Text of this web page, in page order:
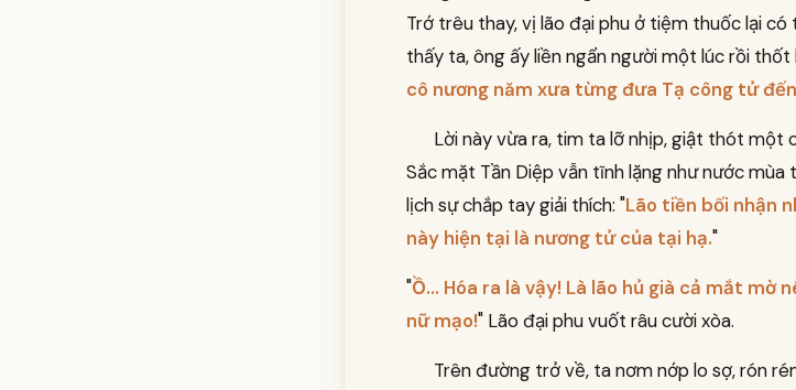
Trớ trêu thay, vị lão đại phu ở tiệm thuốc lại
thấy ta, ông ấy liền ngẩn người một lúc rồi thốt
cô nương năm xưa từng đưa Tạ công tử
Lời này vừa ra, tim ta lỡ nhịp, giật thót một
Sắc mặt Tần Diệp vẫn tĩnh lặng như nước mùa
lịch sự chắp tay giải thích: "Lão tiền bối nhận
này hiện tại là nương tử của tại hạ."
"Ồ... Hóa ra là vậy! Là lão hủ già cả mắt mờ
nữ mạo!" Lão đại phu vuốt râu cười xòa.
Trên đường trở về, ta nơm nớp lo sợ, rón